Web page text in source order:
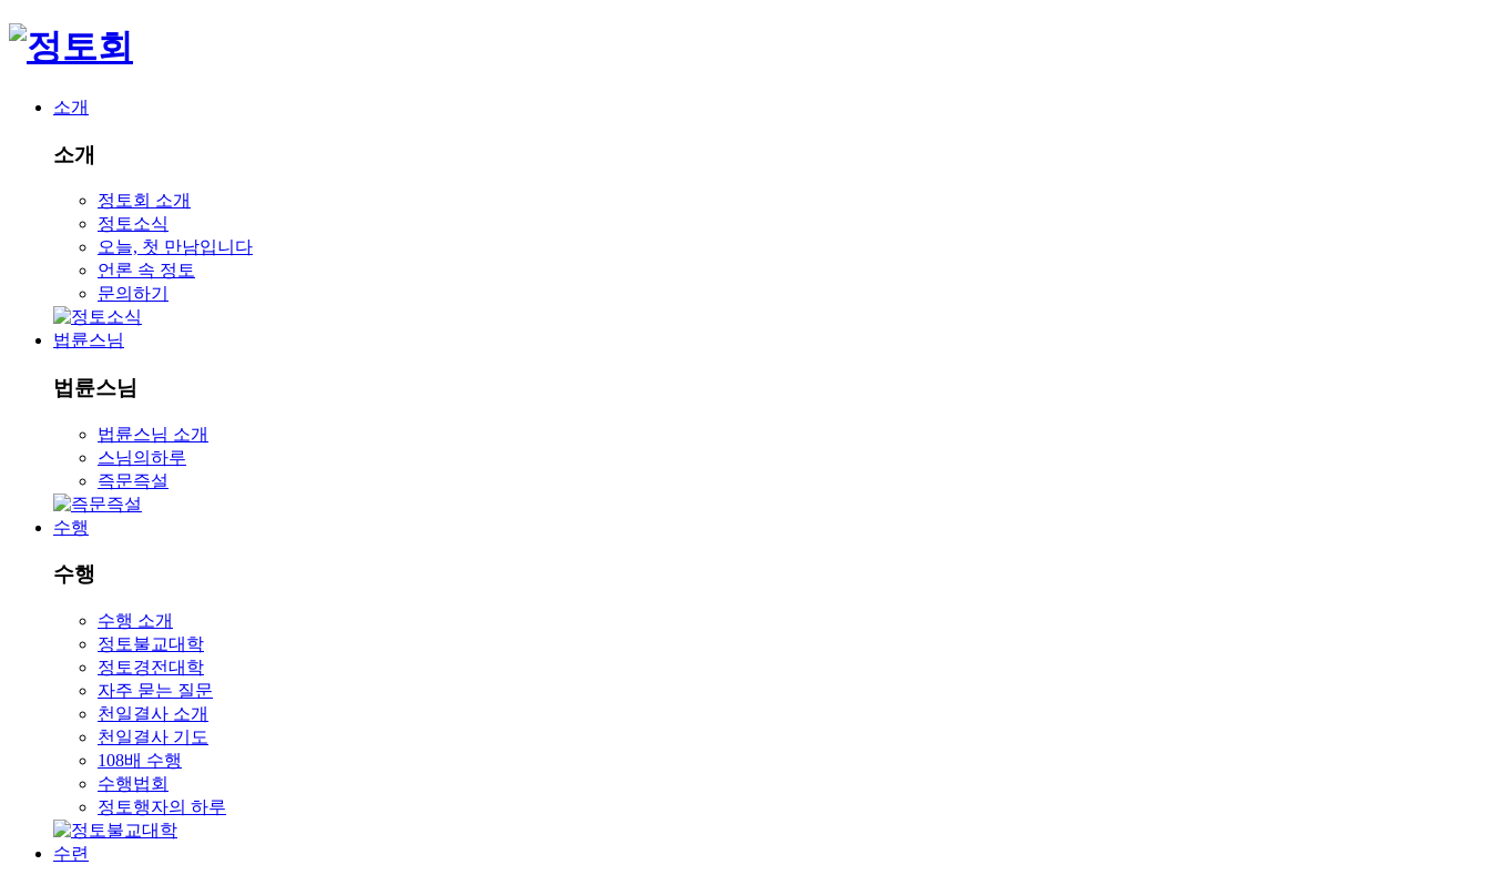
소개
소개
정토회 소개
정토소식
오늘, 첫 만남입니다
언론 속 정토
문의하기
법륜스님
법륜스님
법륜스님 소개
스님의하루
즉문즉설
수행
수행
수행 소개
정토불교대학
정토경전대학
자주 묻는 질문
천일결사 소개
천일결사 기도
108배 수행
수행법회
정토행자의 하루
수련